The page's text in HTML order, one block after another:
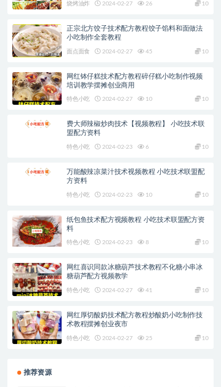
烧烤油炸 2024-02-27 26 10
正宗北方饺子技术配方教程饺子馅料和面做法
小吃制作全套教程
面点面食 2024-02-27 45 10
网红钵仔糕技术配方教程碎仔糕小吃制作视频
培训教学摆摊创业商用
特色小吃 2024-02-27 10 10
费大师辣椒炒肉技术【视频教程】 小吃技术联
盟配方资料
特色小吃 2024-02-23 6 10
万能酸辣凉菜汁技术视频教程 小吃技术联盟配
方资料
特色小吃 2024-02-23 10 10
纸包鱼技术配方视频教程 小吃技术联盟配方资
料
特色小吃 2024-02-23 8 10
网红喜识同款冰糖葫芦技术教程不化糖小串冰
糖葫芦配方视频教学
特色小吃 2024-02-27 41 10
网红厚切酸奶技术配方教程炒酸奶小吃制作技
术教程摆摊创业夜市
特色小吃 2024-02-27 25 10
推荐资源